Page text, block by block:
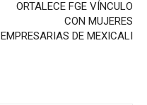
ORTALECE FGE VÍNCULO
CON MUJERES
EMPRESARIAS DE MEXICALI